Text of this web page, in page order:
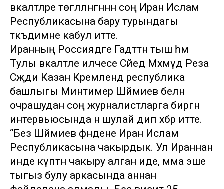
вәкаләтләре төгәлләнгәннән соң Иран Ислам
Республикасына бару турындагы
тәкъдимне кабул итте.
Иранның Россиядәге Гадәттән тыш һәм
Тулы вәкаләтле илчесе Сәйед Мәхмүд Реза
Сәҗәди Казан Кремлендә республика
башлыгы Минтимер Шәймиев белән
очрашудан соң журналистларга биргән
интервьюсында әнә шулай дип хәбәр итте.
“Без Шәймиев әфәндене Иран Ислам
Республикасына чакырдык. Ул Ираннан
инде күптән чакыру алган иде, әмма эше
тыгыз булу аркасында аннан